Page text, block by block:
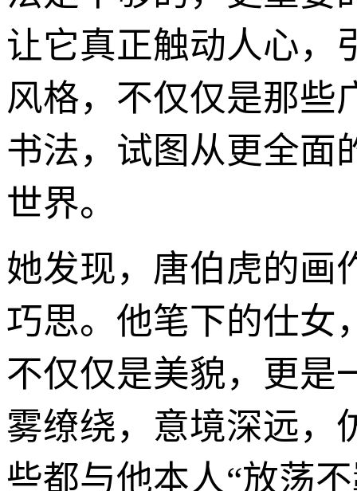
让它真正触动人心，
风格，不仅仅是那些
书法，试图从更全面
世界。
她发现，唐伯虎的画
巧思。他笔下的仕女
不仅仅是美貌，更是
雾缭绕，意境深远，
些都与他本人“放荡